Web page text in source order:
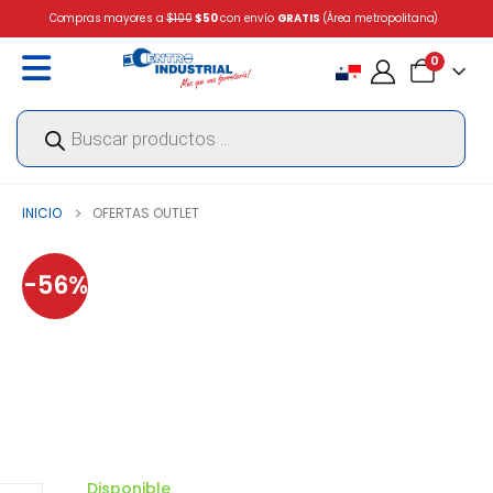
Compras mayores a$100 $50con envío GRATIS (Área metropolitana)
0
Búsqueda
productos
INICIO OFERTAS OUTLET
-56%
Disponible